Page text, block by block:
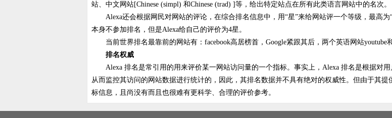
站、中文网站[Chinese (simpl) 和Chinese (trad) ]等，给出特定站点在所有此类语言网站中的名次。
Alexa还会根据网民对网站的评论，在综合排名信息中，用“星”来给网站评一个等级，最高
本身不参加排名，但是Alexa给自己的评价为4星。
当前世界排名最靠前的网站有：facebook高居榜首，Google紧跟其后，两个英语网站youtube
排名权威
Alexa 排名是常引用的用来评价某一网站访问量的一个指标。事实上，Alexa 排名是根据对
从而监控其访问的网站数据进行统计的，因此，其排名数据并不具有绝对的权威性。但由于其
标信息，且尚没有而且也很难有更科学、合理的评价参考。